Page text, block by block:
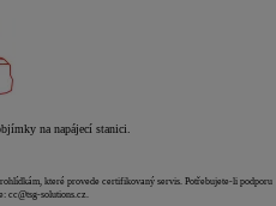
na napájecí stanici.
které provede certifikovaný servis. Potřebujete-li podporu
cc@tsg-solutions.cz.